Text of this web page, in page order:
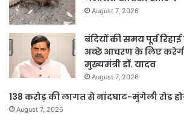
August 7, 2026
बंदियों की समय पूर्व
अच्छे आचरण के लिए करेगी
मुख्यमंत्री डॉ. यादव
August 7, 2026
138 करोड़ की लागत से नांदघाट-मुंगेली रोड
August 7, 2026